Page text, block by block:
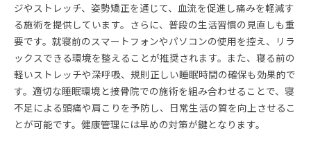
ジやストレッチ、姿勢矯正を通じて、血流を促進し痛みを軽減す
る施術を提供しています。さらに、普段の生活習慣の見直しも重
要です。就寝前のスマートフォンやパソコンの使用を控え、リラ
ックスできる環境を整えることが推奨されます。また、寝る前の
軽いストレッチや深呼吸、規則正しい睡眠時間の確保も効果的で
す。適切な睡眠環境と接骨院での施術を組み合わせることで、寝
不足による頭痛や肩こりを予防し、日常生活の質を向上させるこ
とが可能です。健康管理には早めの対策が鍵となります。